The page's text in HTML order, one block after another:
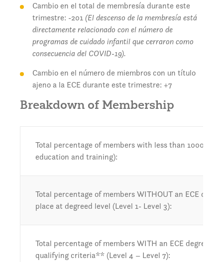
Cambio en el total de membresía durante este
trimestre: -201(El descenso de la membresía está
directamente relacionado con el número de
programas de cuidado infantil que cerraron como
consecuencia del COVID-19).
Cambio en el número de miembros con un título
ajeno a la ECE durante este trimestre: +7
Breakdown of Membership
Total percentage of members with less than 1000
education and training):
Total percentage of members WITHOUT an ECE
place at degreed level (Level 1- Level 3):
Total percentage of members WITH an ECE degree
qualifying criteria** (Level 4 – Level 7):